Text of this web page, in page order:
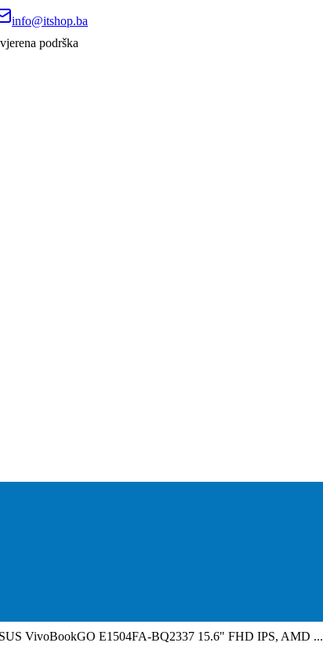
info@itshop.ba
podrška
VivoBookGO E1504FA-BQ2337 15.6" FHD IPS, AMD ...